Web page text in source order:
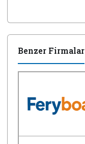
Benzer Firmalar